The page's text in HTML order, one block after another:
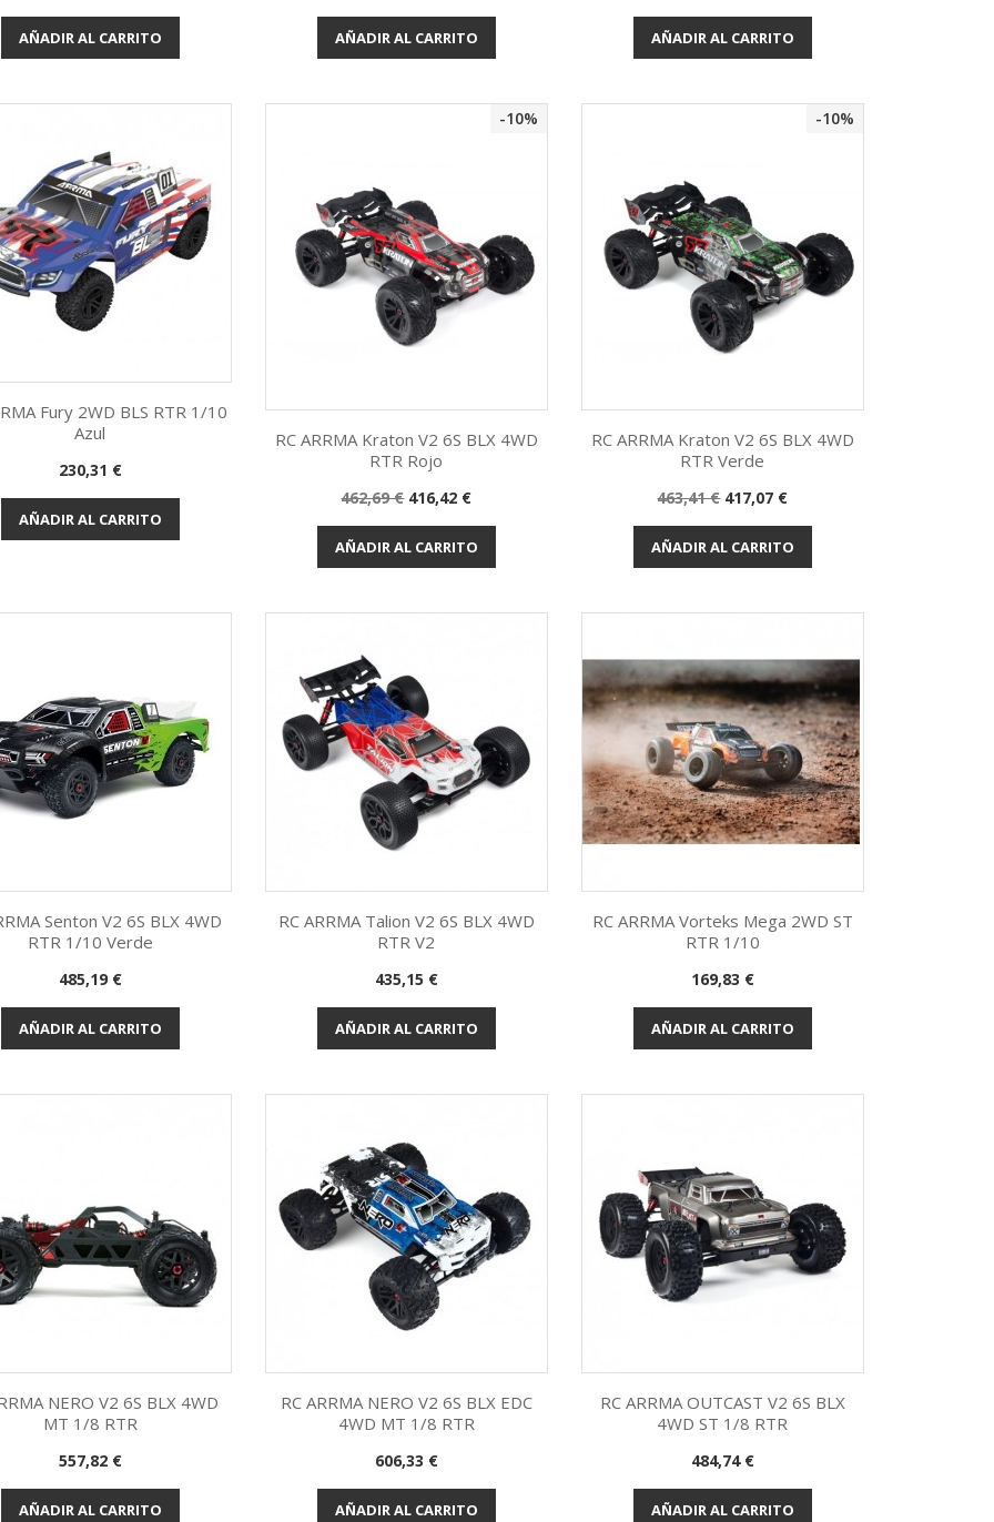
AÑADIR AL CARRITO AÑADIR AL CARRITO AÑADIR AL CARRITO
Vista rápida
Fury 2WD BLS RTR 1/10
Azul
Precio
230,31 €
AÑADIR AL CARRITO
-10%
Vista rápida
RC ARRMA Kraton V2 6S BLX 4WD
RTR Rojo
Precio
462,69 € Precio
416,42 €
AÑADIR AL CARRITO
-10%
Vista rápida
RC ARRMA Kraton V2 6S BLX 4WD
RTR Verde
Precio
463,41 € Precio
417,07 €
AÑADIR AL CARRITO
Vista rápida
Senton V2 6S BLX 4WD
RTR 1/10 Verde
Precio
485,19 €
AÑADIR AL CARRITO
Vista rápida
RC ARRMA Talion V2 6S BLX 4WD
RTR V2
Precio
435,15 €
AÑADIR AL CARRITO
Vista rápida
RC ARRMA Vorteks Mega 2WD ST
RTR 1/10
Precio
169,83 €
AÑADIR AL CARRITO
Vista rápida
NERO V2 6S BLX 4WD
MT 1/8 RTR
Precio
557,82 €
AÑADIR AL CARRITO
Vista rápida
RC ARRMA NERO V2 6S BLX EDC
4WD MT 1/8 RTR
Precio
606,33 €
AÑADIR AL CARRITO
Vista rápida
RC ARRMA OUTCAST V2 6S BLX
4WD ST 1/8 RTR
Precio
484,74 €
AÑADIR AL CARRITO